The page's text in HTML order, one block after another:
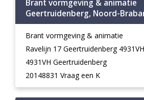
Brant vormgeving & animatie
Geertruidenberg, Noord-
Brant vormgeving & animatie
Ravelijn 17 Geertruidenberg
4931VH Geertruidenberg
20148831 Vraag een K